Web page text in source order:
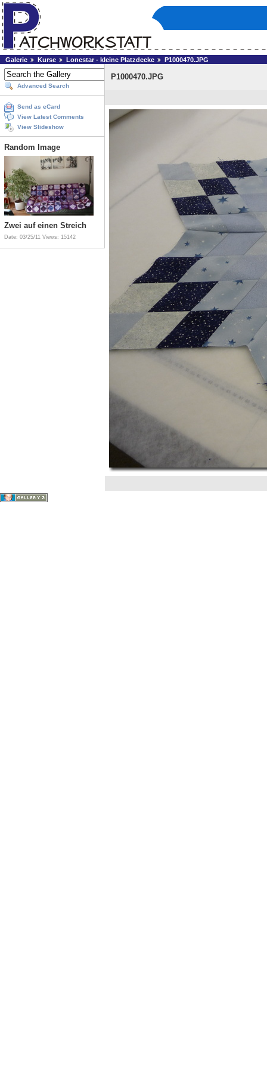
Galerie Kurse Lonestar - kleine Platzdecke P1000470.JPG
Advanced Search
Send as eCard
View Latest Comments
View Slideshow
Random Image
Zwei auf einen Streich
Date: 03/25/11 Views: 15142
P1000470.JPG